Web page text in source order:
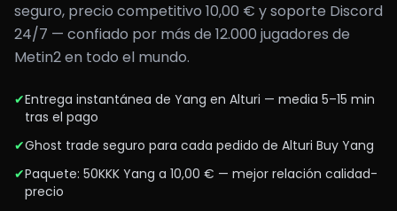
seguro, precio competitivo 10,00 € y soporte Discord
24/7 — confiado por más de 12.000 jugadores de
Metin2 en todo el mundo.
✔Entrega instantánea de Yang en Alturi — media 5–15 min
tras el pago
✔Ghost trade seguro para cada pedido de Alturi Buy Yang
✔Paquete: 50KKK Yang a 10,00 € — mejor relación calidad-
precio